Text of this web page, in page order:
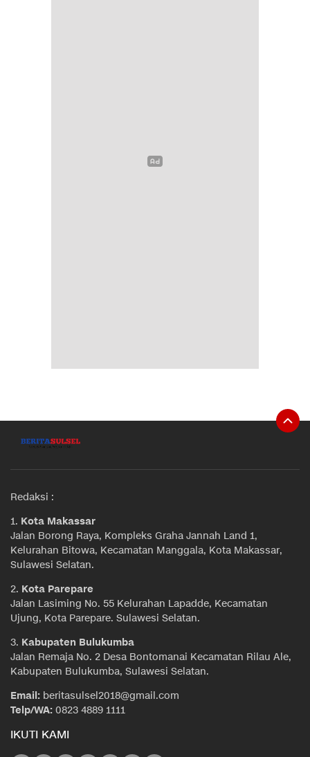
Redaksi :
1. Kota Makassar
Jalan Borong Raya, Kompleks Graha Jannah Land 1,
Kelurahan Bitowa, Kecamatan Manggala, Kota Makassar,
Sulawesi Selatan.
2. Kota Parepare
Jalan Lasiming No. 55 Kelurahan Lapadde, Kecamatan
Ujung, Kota Parepare. Sulawesi Selatan.
3. Kabupaten Bulukumba
Jalan Remaja No. 2 Desa Bontomanai Kecamatan Rilau Ale,
Kabupaten Bulukumba, Sulawesi Selatan.
Email: beritasulsel2018@gmail.com
Telp/WA: 0823 4889 1111
IKUTI KAMI